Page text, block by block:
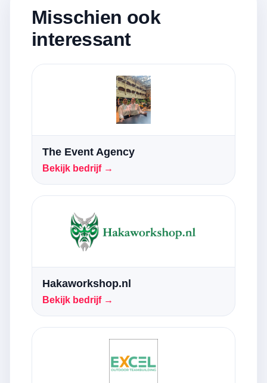
Misschien ook
interessant
The Event Agency
Bekijk bedrijf →
Hakaworkshop.nl
Bekijk bedrijf →